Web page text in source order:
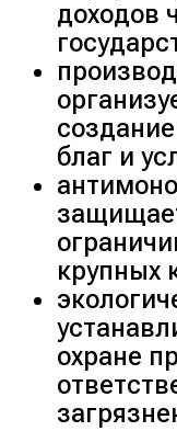
доходов
благ и
крупных
охране